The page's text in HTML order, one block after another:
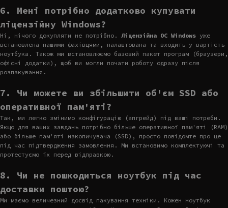
6. Мені потрібно додатково купувати
ліцензійну Windows?
Ні, нічого докупляти не потрібно. Ліцензійна ОС Windows уже
встановлена нашими фахівцями, налаштована та входить у вартість
ноутбука. Також ми встановлюємо базовий пакет програм (браузери,
офісні додатки), щоб ви могли почати роботу одразу після
розпакування.
7. Чи можете ви збільшити об'єм SSD або
оперативної пам'яті?
Так, ми легко змінимо конфігурацію (апгрейд) під ваші потреби.
Якщо для ваших завдань потрібно більше оперативної пам'яті (RAM)
або більше пам'яті накопичувача (SSD), просто повідомте про це
під час підтвердження замовлення. Ми встановимо комплектуючі та
протестуємо їх перед відправкою.
8. Чи не пошкодиться ноутбук під час
доставки поштою?
Ми маємо величезний досвід пакування техніки. Кожен ноутбук